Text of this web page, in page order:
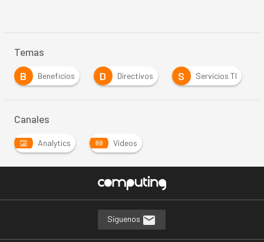
Temas
B
Beneficios D Directivos S Servicios TI
Canales
Analytics Vídeos
Síguenos